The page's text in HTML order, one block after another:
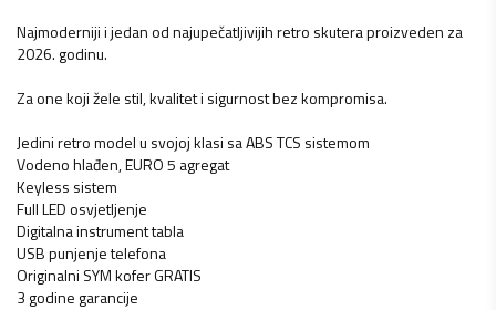
Najmoderniji i jedan od najupečatljivijih retro skutera proizveden za
2026. godinu.
Za one koji žele stil, kvalitet i sigurnost bez kompromisa.
Jedini retro model u svojoj klasi sa ABS TCS sistemom
Vodeno hlađen, EURO 5 agregat
Keyless sistem
Full LED osvjetljenje
Digitalna instrument tabla
USB punjenje telefona
Originalni SYM kofer GRATIS
3 godine garancije